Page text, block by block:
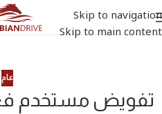
Skip to navigation
Skip to main content
عام
تفويض مستخدم